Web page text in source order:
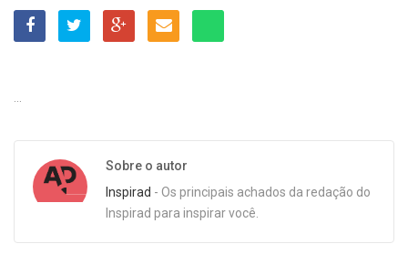
Sobre o autor
Inspirad - Os principais achados da redação do
Inspirad para inspirar você.